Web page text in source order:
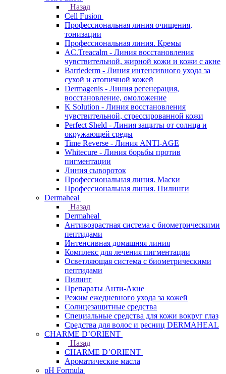
Назад
Cell Fusion
Профессиональная линия очищения,
тонизации
Профессиональная линия. Кремы
AC.Treacalm - Линия восстановления
чувствительной, жирной кожи и кожи с акне
Barriederm - Линия интенсивного ухода за
сухой и атопичной кожей
Dermagenis - Линия регенерация,
восстановление, омоложение
K Solution - Линия восстановления
чувствительной, стрессированной кожи
Perfect Sheld - Линия защиты от солнца и
окружающей среды
Time Reverse - Линия ANTI-AGE
Whitecure - Линия борьбы против
пигментации
Линия сывороток
Профессиональная линия. Маски
Профессиональная линия. Пилинги
Dermaheal
Назад
Dermaheal
Антивозрастная система с биометрическими
пептидами
Интенсивная домашняя линия
Комплекс для лечения пигментации
Осветляющая система с биометрическими
пептидами
Пилинг
Препараты Анти-Акне
Режим ежедневного ухода за кожей
Солнцезащитные средства
Специальные средства для кожи вокруг глаз
Средства для волос и ресниц DERMAHEAL
CHARME D’ORIENT
Назад
CHARME D’ORIENT
Ароматические масла
pH Formula